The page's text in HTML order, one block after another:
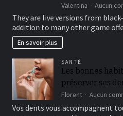
Valentina Aucun
They are live versions from
addition to many other game
En savoir plus
SANTÉ
Les bonnes
préserver ses
Florent Aucun
Vos dents vous accompagnent